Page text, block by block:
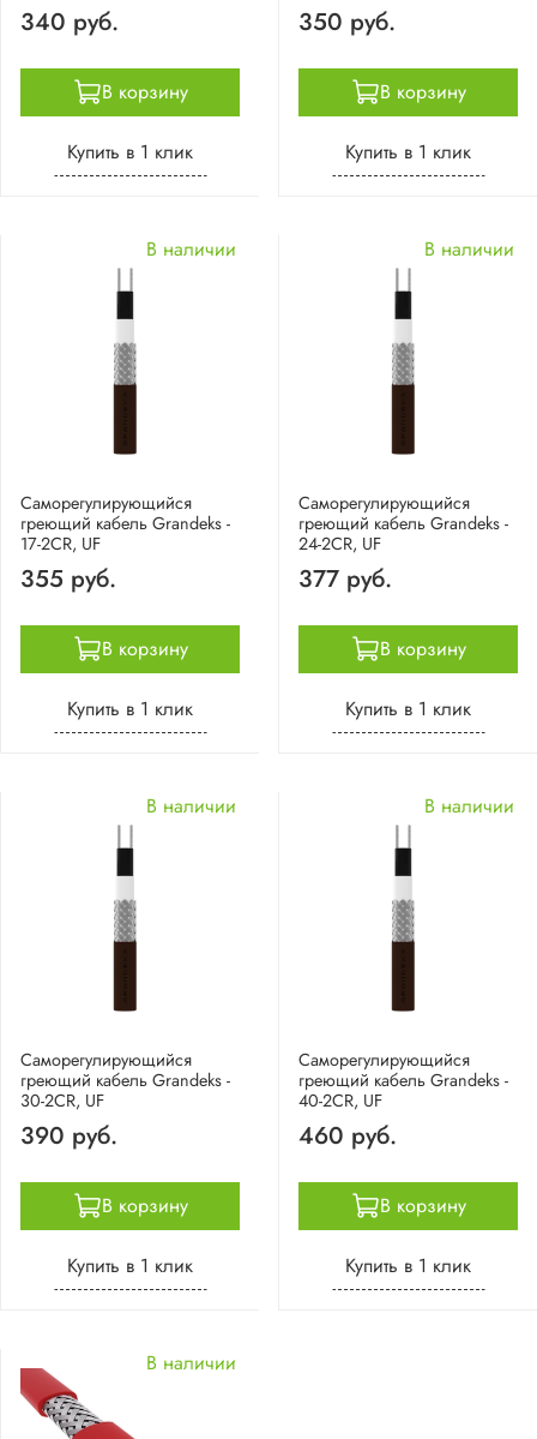
340 руб.
В корзину
Купить в 1 клик
350 руб.
В корзину
Купить в 1 клик
Саморегулирующийся
греющий кабель Grandeks -
17-2CR, UF
В наличии
355 руб.
В корзину
Купить в 1 клик
Саморегулирующийся
греющий кабель Grandeks -
24-2CR, UF
В наличии
377 руб.
В корзину
Купить в 1 клик
Саморегулирующийся
греющий кабель Grandeks -
30-2CR, UF
В наличии
390 руб.
В корзину
Купить в 1 клик
Саморегулирующийся
греющий кабель Grandeks -
40-2CR, UF
В наличии
460 руб.
В корзину
Купить в 1 клик
В наличии